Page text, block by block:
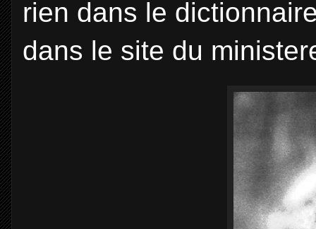
rien dans le
dans le site du